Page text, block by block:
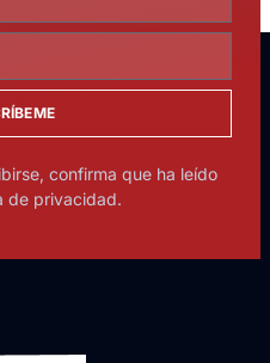
confirma que ha leído
de privacidad.